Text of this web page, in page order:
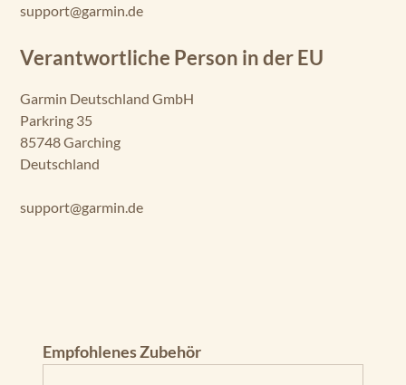
support@garmin.de
Verantwortliche Person in der EU
Garmin Deutschland GmbH
Parkring 35
85748 Garching
Deutschland
support@garmin.de
Produktgalerie überspringen
Empfohlenes Zubehör